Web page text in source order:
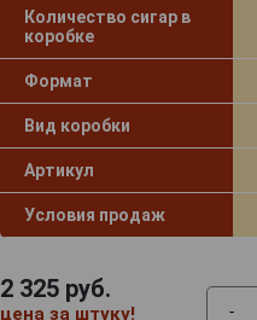
Количество сигар в
коробке
Формат
Вид коробки
Артикул
Условия продаж
2 325руб.
цена за штуку! -